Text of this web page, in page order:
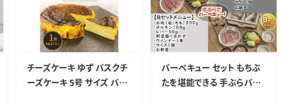
チーズケーキ ゆず バスクチ
ーズケーキ 5号 サイズ バス
バーベキュー セット もちぶ
たを堪能できる 手ぶらバー